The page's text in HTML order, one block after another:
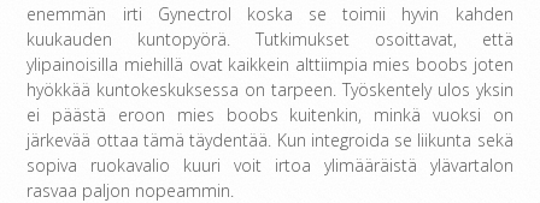
enemmän irti Gynectrol koska se toimii hyvin kahden
kuukauden kuntopyörä. Tutkimukset osoittavat, että
ylipainoisilla miehillä ovat kaikkein alttiimpia mies boobs joten
hyökkää kuntokeskuksessa on tarpeen. Työskentely ulos yksin
ei päästä eroon mies boobs kuitenkin, minkä vuoksi on
järkevää ottaa tämä täydentää. Kun integroida se liikunta sekä
sopiva ruokavalio kuuri voit irtoa ylimääräistä ylävartalon
rasvaa paljon nopeammin.